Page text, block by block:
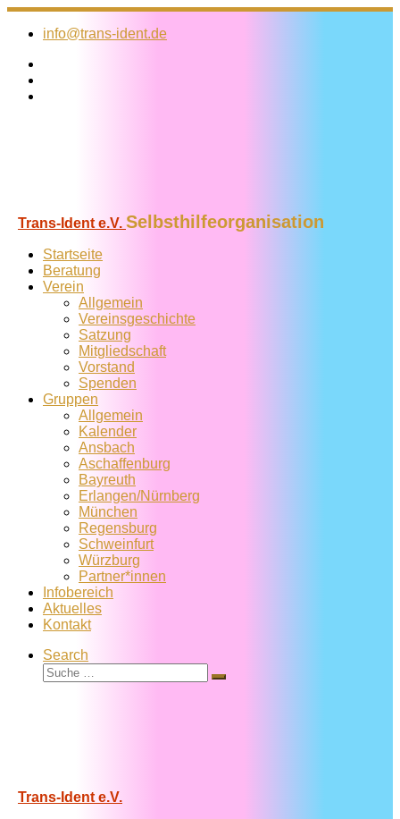
Zum
Inhalt
info@trans-ident.de
Trans-Ident e.V. Selbsthilfeorganisation
Startseite
Beratung
Verein
Allgemein
Vereins­geschichte
Satzung
Mitglied­schaft
Vorstand
Spenden
Gruppen
Allgemein
Kalender
Ansbach
Aschaffenburg
Bayreuth
Erlangen/Nürnberg
München
Regensburg
Schweinfurt
Würzburg
Partner*innen
Infobereich
Aktuelles
Kontakt
Search
Suche
Suche
Trans-Ident e.V.